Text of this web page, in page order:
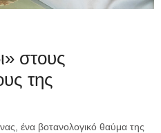
στους
της
ένα βοτανολογικό θαύμα της